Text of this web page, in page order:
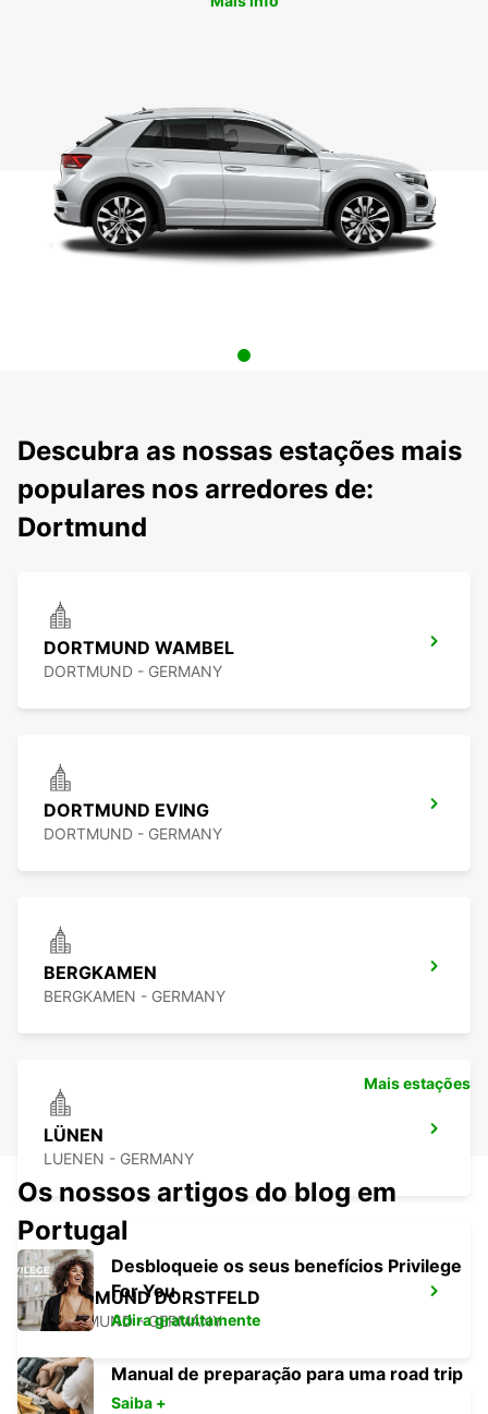
Descubra as nossas estações mais
populares nos arredores de:
Dortmund
DORTMUND WAMBEL
DORTMUND - GERMANY
DORTMUND EVING
DORTMUND - GERMANY
BERGKAMEN
BERGKAMEN - GERMANY
LÜNEN
LUENEN - GERMANY
DORTMUND DORSTFELD
DORTMUND - GERMANY
Mais estações
Os nossos artigos do blog em
Portugal
Desbloqueie os seus benefícios Privilege
For You
Adira gratuitamente
Manual de preparação para uma road trip
Saiba +